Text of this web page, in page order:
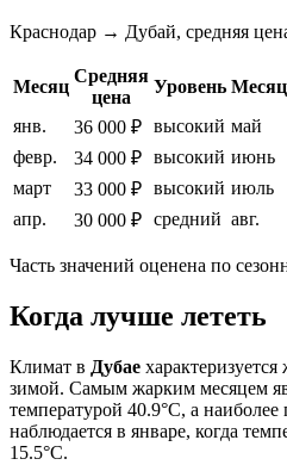
Краснодар → Дубай, средняя
Месяц
Средняя
цена
Уровень Месяц
янв.
36 000 ₽ высокий май
февр.
34 000 ₽ высокий июнь
март
33 000 ₽ высокий июль
апр.
30 000 ₽ средний авг.
Часть значений оценена по
Когда лучше лететь
Климат в Дубае
зимой. Самым жарким месяцем
температурой 40.9°C, а наиболее
наблюдается в январе, когда
15.5°C.